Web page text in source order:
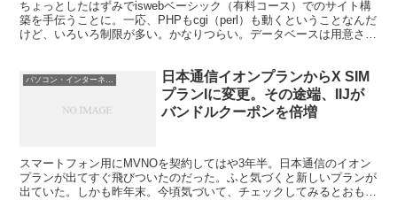
ちょっとしたはずみでiswebベーシック（有料コース）でのサイト構
築を手伝うことに。一応、PHPもcgi（perl）も動くということなんだ
けど、いろいろ制限が多い。かなりつらい。データベースは用意され
日本通信イオンプランからX SIM
プランIに変更。その途端、IIJが
バンドルクーポンを倍増
スマートフォン用にMVNOを契約してはや3年半。日本通信のイオン
プランが出てすぐ飛びついたのだった。ふと気づくと新しいプランが
出ていた。しかも昨年末。今頃気づいて、チェックしてみるとおもい